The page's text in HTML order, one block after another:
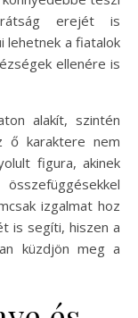
erejét is
lehetnek a fiatalok
ellenére is
alakít, szintén
ő karaktere nem
figura, akinek
izgalmat hoz
is segíti, hiszen a
küzdjön meg a